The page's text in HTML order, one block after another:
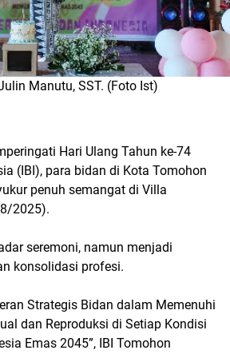
Manutu, SST. (Foto Ist)
Hari Ulang Tahun ke-74
(IBI), para bidan di Kota Tomohon
penuh semangat di Villa
2025).
seremoni, namun menjadi
konsolidasi profesi.
Strategis Bidan dalam Memenuhi
dan Reproduksi di Setiap Kondisi
Emas 2045”, IBI Tomohon